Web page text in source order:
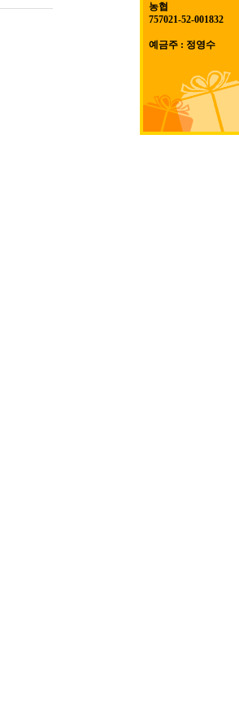
농협
757021-52-001832
예금주 : 정영수